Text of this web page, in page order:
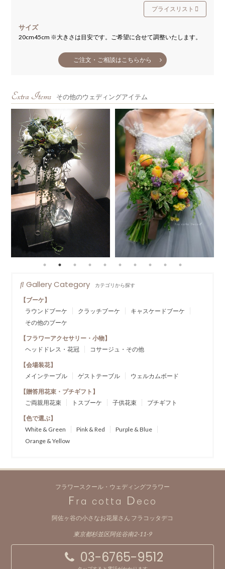
プライスリスト
サイズ
20cm45cm ※大きさは目安です。ご希望に合せて調整いたします。
ご注文・ご相談はこちらから
Extra Items その他のウェディングアイテム
Gallery Category
カテゴリから探す
【ブーケ】
ラウンドブーケ
クラッチブーケ
キャスケードブーケ
その他のブーケ
【フラワーアクセサリー・小物】
ヘッドドレス・花冠
コサージュ・その他
【会場装花】
メインテーブル
ゲストテーブル ウェルカムボード
【贈答用花束・プチギフト】
ご両親用花束
トスブーケ 子供花束 プチギフト
【色で選ぶ】
White & Green
Pink & Red
Purple & Blue
Orange & Yellow
フラワースクール・ウェディングフラワー
F ra cotta D eco
阿佐ヶ谷の小さなお花屋さん フラコッタデコ
東京都杉並区阿佐谷南2-11-9
03-6765-9512